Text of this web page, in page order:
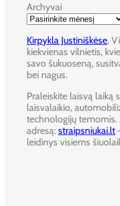
Archyvai
Kirpykla Justiniškėse,
kiekvienas vilnietis,
savo šukuoseną,
bei nagus.
Praleiskite laisvą laiką
laisvalaikio,
technologijų
adresą: straipsniukai.lt
leidinys visiems